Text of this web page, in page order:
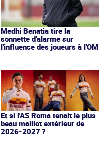
Medhi Benatia tire la
sonnette d'alarme sur
l'influence des joueurs à l'OM
Et si l'AS Roma tenait le plus
beau maillot extérieur de
2026-2027 ?